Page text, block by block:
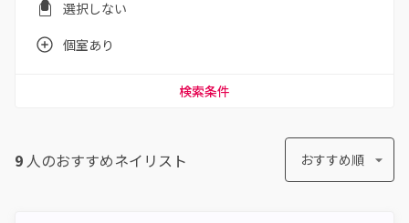
選択しない
個室あり
検索条件
9 人のおすすめネイリスト おすすめ順